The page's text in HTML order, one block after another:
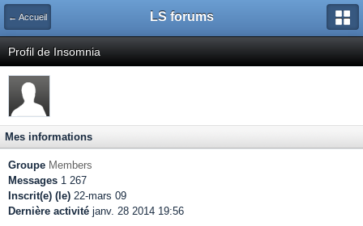
← Accueil LS forums
Profil de Insomnia
Mes informations
Groupe Members
Messages 1 267
Inscrit(e) (le) 22-mars 09
Dernière activité janv. 28 2014 19:56